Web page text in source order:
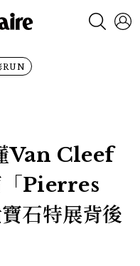
RUN
Van Cleef
Pierres
石特展背後